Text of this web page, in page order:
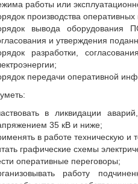
работы или
производства
вывода оборудования
и утверждения
разработки,
передачи оперативной
в ликвидации
35 кВ и ниже;
в работе техническую и
графические схемы
оперативные переговоры;
работу